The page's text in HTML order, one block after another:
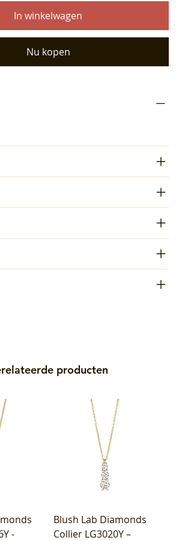
In winkelwagen
Nu kopen
producten
-
Blush Lab Diamonds
Collier LG3020Y –